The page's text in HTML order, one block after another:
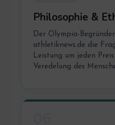
Philosophie &
Der Olympia-
athletiknews.de die
Leistung um jeden
Veredelung des